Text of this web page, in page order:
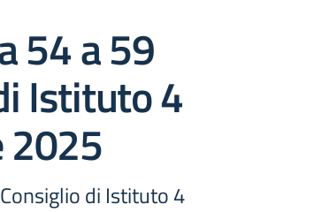
54 a 59
Istituto 4
di Istituto 4